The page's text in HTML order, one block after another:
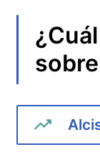
हिन्दी